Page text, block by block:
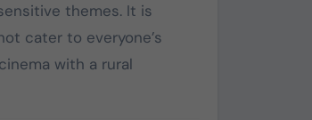
themes. It is
cater to everyone’s
with a rural